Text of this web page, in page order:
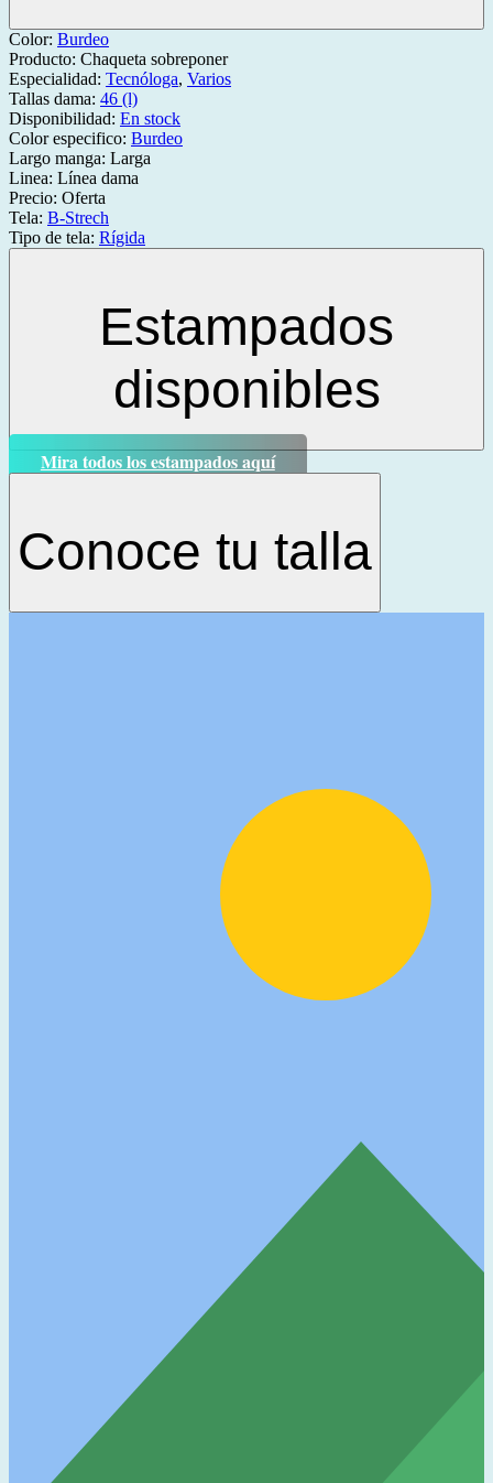
Color: Burdeo
Producto: Chaqueta sobreponer
Especialidad: Tecnóloga, Varios
Tallas dama: 46 (l)
Disponibilidad: En stock
Color especifico: Burdeo
Largo manga: Larga
Linea: Línea dama
Precio: Oferta
Tela: B-Strech
Tipo de tela: Rígida
Estampados
disponibles
Mira todos los estampados aquí
Conoce tu talla